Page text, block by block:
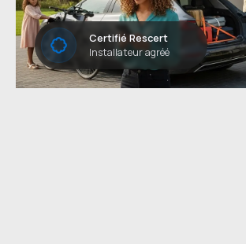
Certifié Rescert
Installateur agréé